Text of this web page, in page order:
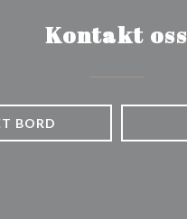
Kontakt oss
BORD